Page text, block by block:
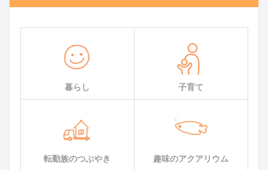
暮らし 子育て
転勤族のつぶやき 趣味のアクアリウム